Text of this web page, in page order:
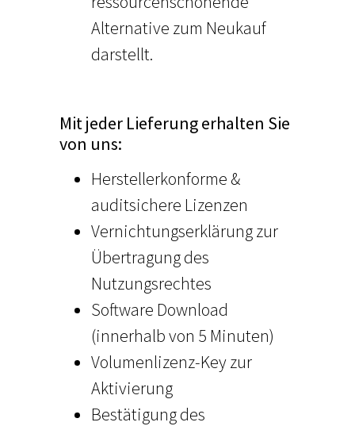
Alternative zum Neukauf
darstellt.
Mit jeder Lieferung erhalten Sie
von uns:
Herstellerkonforme &
auditsichere Lizenzen
Vernichtungserklärung zur
Übertragung des
Nutzungsrechtes
Software Download
(innerhalb von 5 Minuten)
Volumenlizenz-Key zur
Aktivierung
Bestätigung des